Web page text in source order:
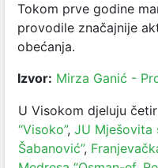
Tokom prve godine
provodile značajnije
obećanja.
Izvor: Mirza Ganić -
U Visokom djeluju
“Visoko”, JU Mješovita
Šabanović”,